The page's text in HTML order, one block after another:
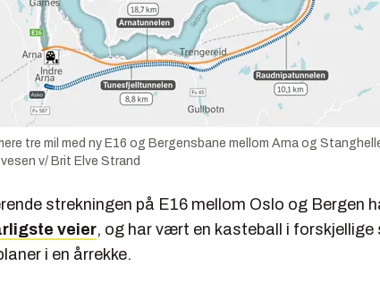
tre mil med ny E16 og Bergensbane mellom Arna og
v/ Brit Elve Strand
strekningen på E16 mellom Oslo og Bergen
veier, og har vært en kasteball i
i en årrekke.